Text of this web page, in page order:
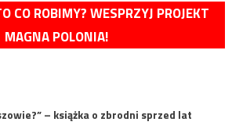
CO ROBIMY? WESPRZYJ PROJEKT
MAGNA POLONIA!
– książka o zbrodni sprzed lat